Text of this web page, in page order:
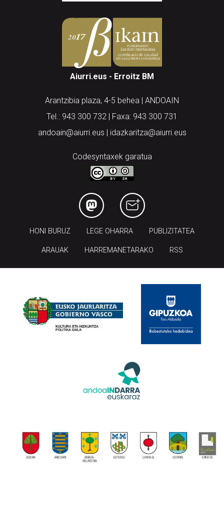
Aiurri.eus - Erroitz BM
Arantzibia plaza, 4-5 behea | ANDOAIN
Tel.: 943 300 732 | Faxa: 943 300 731
andoain@aiurri.eus | idazkaritza@aiurri.eus
Codesyntaxek garatua
HONI BURUZ LEGE OHARRA PUBLIZITATEA
ARAUAK HARREMANETARAKO RSS